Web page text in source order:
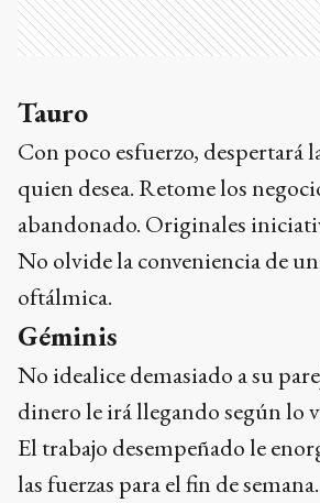
Tauro
Con poco esfuerzo, despertará
quien desea. Retome los
abandonado. Originales
No olvide la conveniencia de
oftálmica.
Géminis
No idealice demasiado a su
dinero le irá llegando según lo
El trabajo desempeñado le
las fuerzas para el fin de semana.